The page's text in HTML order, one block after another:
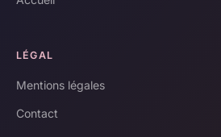
LÉGAL
Mentions légales
Contact